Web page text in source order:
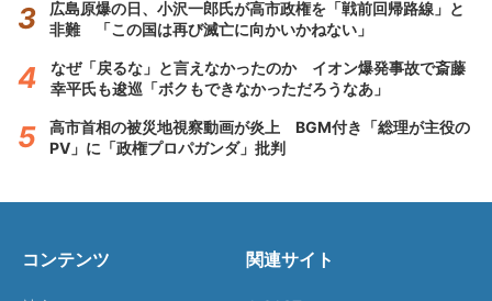
広島原爆の日、小沢一郎氏が高市政権を「戦前回帰路線」と
非難 「この国は再び滅亡に向かいかねない」
なぜ「戻るな」と言えなかったのか イオン爆発事故で斎藤
幸平氏も逡巡「ボクもできなかっただろうなあ」
高市首相の被災地視察動画が炎上 BGM付き「総理が主役の
PV」に「政権プロパガンダ」批判
コンテンツ 関連サイト